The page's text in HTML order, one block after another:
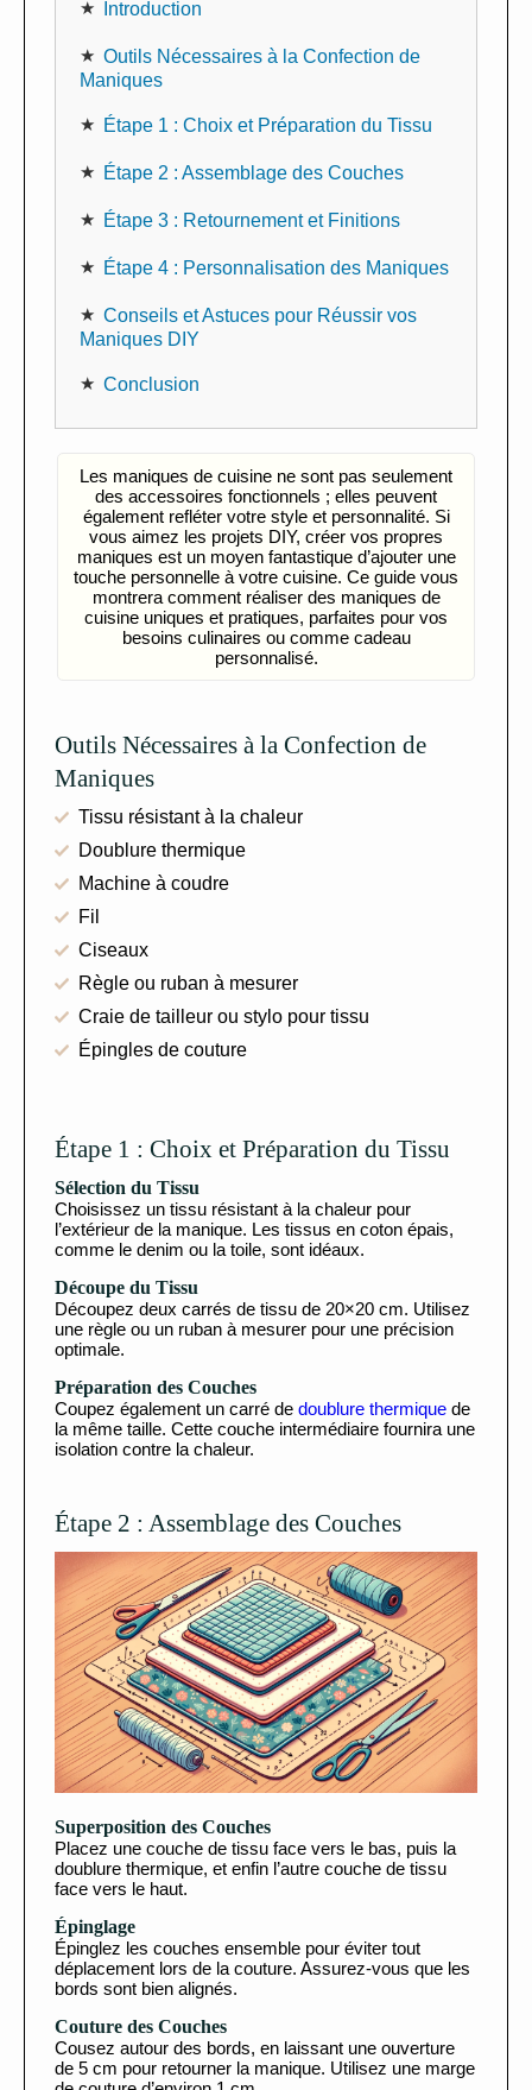
Introduction
Outils Nécessaires à la Confection de
Maniques
Étape 1 : Choix et Préparation du Tissu
Étape 2 : Assemblage des Couches
Étape 3 : Retournement et Finitions
Étape 4 : Personnalisation des Maniques
Conseils et Astuces pour Réussir vos
Maniques DIY
Conclusion
Les maniques de cuisine ne sont pas seulement
des accessoires fonctionnels ; elles peuvent
également refléter votre style et personnalité. Si
vous aimez les projets DIY, créer vos propres
maniques est un moyen fantastique d’ajouter une
touche personnelle à votre cuisine. Ce guide vous
montrera comment réaliser des maniques de
cuisine uniques et pratiques, parfaites pour vos
besoins culinaires ou comme cadeau
personnalisé.
Outils Nécessaires à la Confection de
Maniques
Tissu résistant à la chaleur
Doublure thermique
Machine à coudre
Fil
Ciseaux
Règle ou ruban à mesurer
Craie de tailleur ou stylo pour tissu
Épingles de couture
Étape 1 : Choix et Préparation du Tissu
Sélection du Tissu
Choisissez un tissu résistant à la chaleur pour
l’extérieur de la manique. Les tissus en coton épais,
comme le denim ou la toile, sont idéaux.
Découpe du Tissu
Découpez deux carrés de tissu de 20×20 cm. Utilisez
une règle ou un ruban à mesurer pour une précision
optimale.
Préparation des Couches
Coupez également un carré de doublure thermique de
la même taille. Cette couche intermédiaire fournira une
isolation contre la chaleur.
Étape 2 : Assemblage des Couches
Superposition des Couches
Placez une couche de tissu face vers le bas, puis la
doublure thermique, et enfin l’autre couche de tissu
face vers le haut.
Épinglage
Épinglez les couches ensemble pour éviter tout
déplacement lors de la couture. Assurez-vous que les
bords sont bien alignés.
Couture des Couches
Cousez autour des bords, en laissant une ouverture
de 5 cm pour retourner la manique. Utilisez une marge